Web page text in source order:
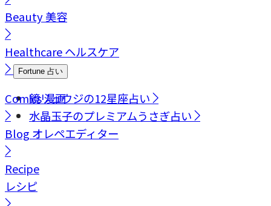
Beauty美容
Healthcareヘルスケア
Fortune 占い
鏡リュウジの12星座占い
水晶玉子のプレミアムうさぎ占い
Comics漫画
Blog オレペエディター
Recipe
レシピ